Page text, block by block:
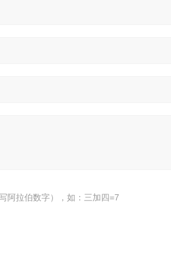
阿拉伯数字），如：三加四=7